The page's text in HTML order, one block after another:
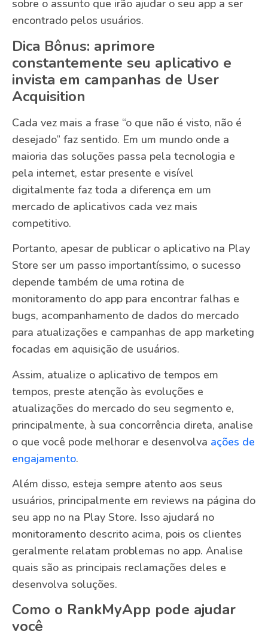
sobre o assunto que irão ajudar o seu app a ser
encontrado pelos usuários.
Dica Bônus: aprimore
constantemente seu aplicativo e
invista em campanhas de User
Acquisition
Cada vez mais a frase “o que não é visto, não é
desejado” faz sentido. Em um mundo onde a
maioria das soluções passa pela tecnologia e
pela internet, estar presente e visível
digitalmente faz toda a diferença em um
mercado de aplicativos cada vez mais
competitivo.
Portanto, apesar de publicar o aplicativo na Play
Store ser um passo importantíssimo, o sucesso
depende também de uma rotina de
monitoramento do app para encontrar falhas e
bugs, acompanhamento de dados do mercado
para atualizações e campanhas de app marketing
focadas em aquisição de usuários.
Assim, atualize o aplicativo de tempos em
tempos, preste atenção às evoluções e
atualizações do mercado do seu segmento e,
principalmente, à sua concorrência direta, analise
o que você pode melhorar e desenvolva ações de
engajamento.
Além disso, esteja sempre atento aos seus
usuários, principalmente em reviews na página do
seu app no na Play Store. Isso ajudará no
monitoramento descrito acima, pois os clientes
geralmente relatam problemas no app. Analise
quais são as principais reclamações deles e
desenvolva soluções.
Como o RankMyApp pode ajudar
você